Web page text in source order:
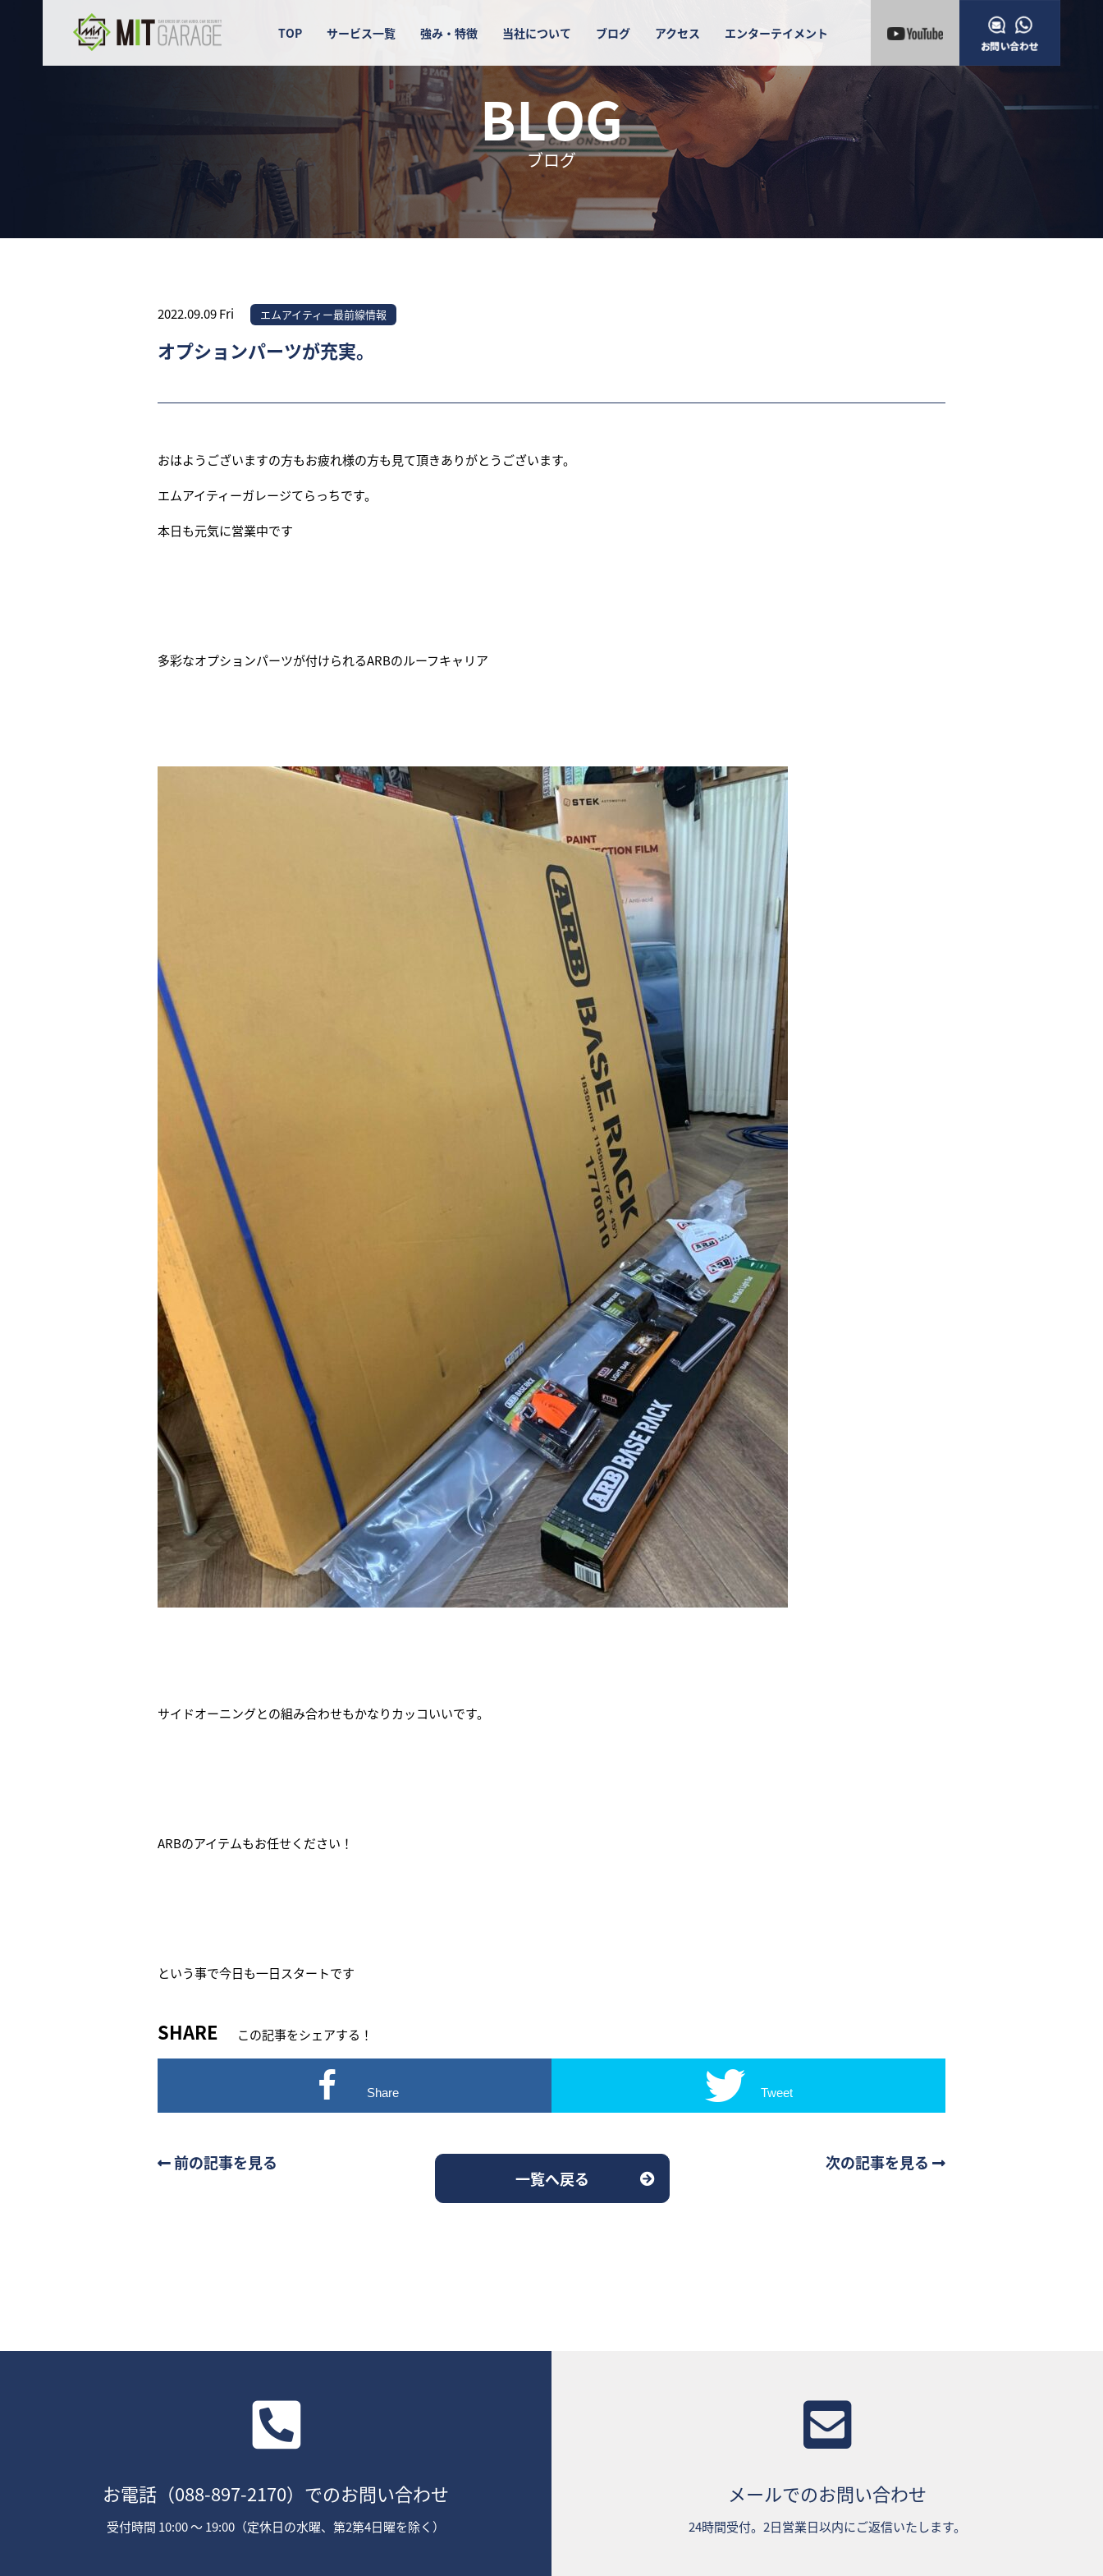
TOP サービス一覧 強み・特徴 当社について ブログ アクセス エンターテイメント
BLOG
ブログ
2022.09.09 Fri エムアイティー最前線情報
オプションパーツが充実。
おはようございますの方もお疲れ様の方も見て頂きありがとうございます。
エムアイティーガレージてらっちです。
本日も元気に営業中です
多彩なオプションパーツが付けられるARBのルーフキャリア
サイドオーニングとの組み合わせもかなりカッコいいです。
ARBのアイテムもお任せください！
という事で今日も一日スタートです
SHARE この記事をシェアする！
Share Tweet
前の記事を見る
一覧へ戻る
次の記事を見る
お電話 （088-897-2170） でのお問い合わせ
受付時間 10:00 〜 19:00（定休日の水曜、第2第4日曜を除く）
メールでのお問い合わせ
24時間受付。2日営業日以内にご返信いたします。